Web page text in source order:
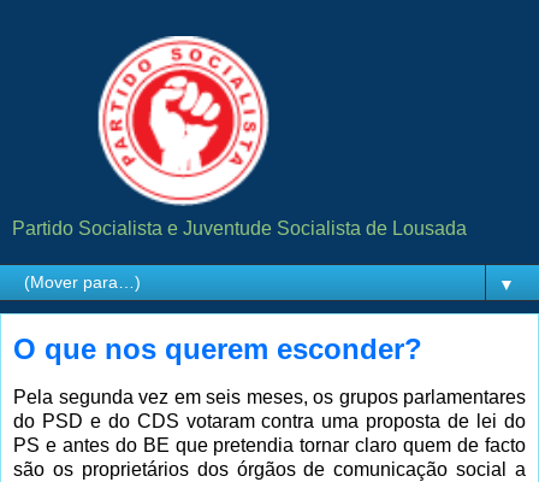
Partido Socialista e Juventude Socialista de Lousada
▼
O que nos querem esconder?
Pela segunda vez em seis meses, os grupos parlamentares
do PSD e do CDS votaram contra uma proposta de lei do
PS e antes do BE que pretendia tornar claro quem de facto
são os proprietários dos órgãos de comunicação social a